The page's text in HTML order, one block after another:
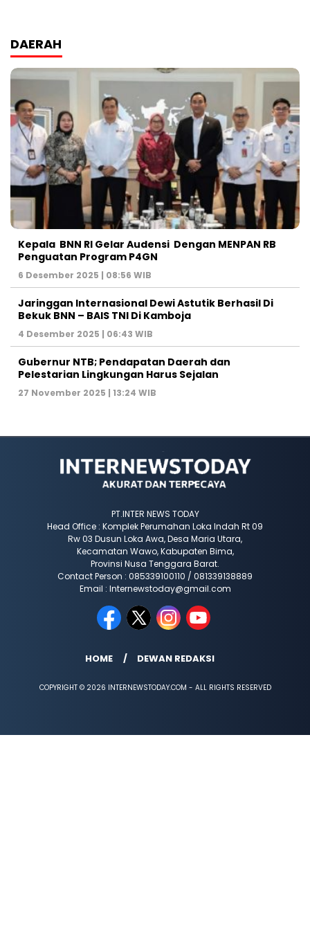
DAERAH
Kepala BNN RI Gelar Audensi Dengan MENPAN RB
Penguatan Program P4GN
6 Desember 2025 | 08:56 WIB
Jaringgan Internasional Dewi Astutik Berhasil Di
Bekuk BNN – BAIS TNI Di Kamboja
4 Desember 2025 | 06:43 WIB
Gubernur NTB; Pendapatan Daerah dan
Pelestarian Lingkungan Harus Sejalan
27 November 2025 | 13:24 WIB
PT.INTER NEWS TODAY
Head Office : Komplek Perumahan Loka Indah Rt 09
Rw 03 Dusun Loka Awa, Desa Maria Utara,
Kecamatan Wawo, Kabupaten Bima,
Provinsi Nusa Tenggara Barat.
Contact Person : 085339100110 / 081339138889
Email : Internewstoday@gmail.com
HOME DEWAN REDAKSI
COPYRIGHT © 2026 INTERNEWSTODAY.COM - ALL RIGHTS RESERVED